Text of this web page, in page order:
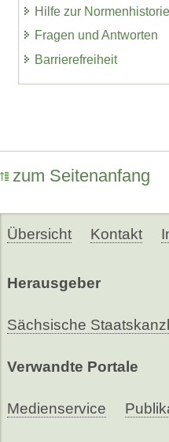
Hilfe zur Normenhistorie
Fragen und Antworten
Barrierefreiheit
zum Seitenanfang
Übersicht Kontakt
Herausgeber
Sächsische
Verwandte Portale
Medienservice